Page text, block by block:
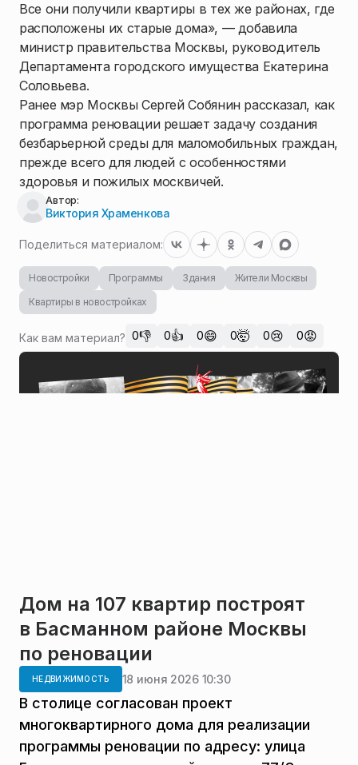
Все они получили квартиры в тех же районах, где
расположены их старые дома», — добавила
министр правительства Москвы, руководитель
Департамента городского имущества Екатерина
Соловьева.
Ранее мэр Москвы Сергей Собянин рассказал, как
программа реновации решает задачу создания
безбарьерной среды для маломобильных граждан,
прежде всего для людей с особенностями
здоровья и пожилых москвичей.
Автор:
Виктория Храменкова
Поделиться материалом:
Новостройки Программы Здания
Жители Москвы
Квартиры в новостройках
Как вам материал? 0👎 0👍 0😄 0🤯 0😢 0😡
Дом на 107 квартир построят
в Басманном районе Москвы
по реновации
НЕДВИЖИМОСТЬ 18 июня 2026 10:30
В столице согласован проект
многоквартирного дома для реализации
программы реновации по адресу: улица